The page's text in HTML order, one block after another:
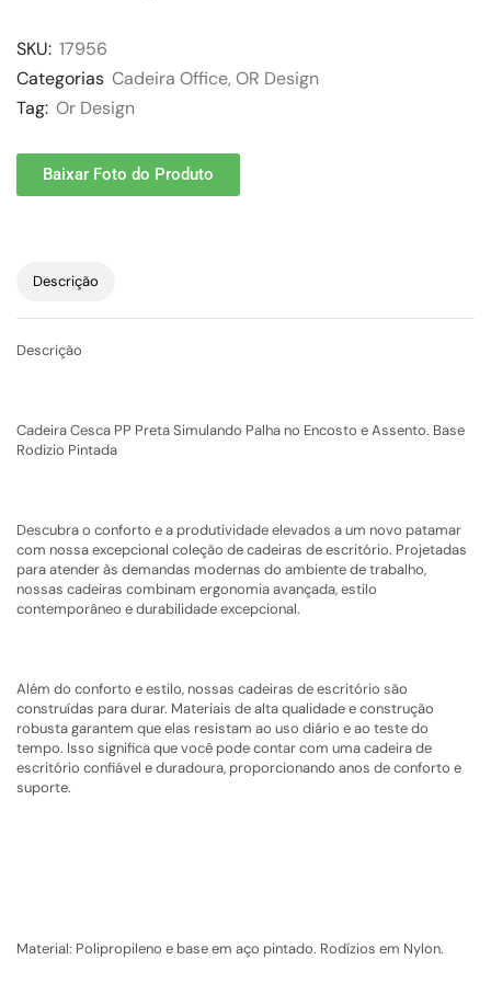
SKU: 17956
Categorias Cadeira Office, OR Design
Tag: Or Design
Baixar Foto do Produto
Descrição
Descrição
Cadeira Cesca PP Preta Simulando Palha no Encosto e Assento. Base
Rodizio Pintada
Descubra o conforto e a produtividade elevados a um novo patamar
com nossa excepcional coleção de cadeiras de escritório. Projetadas
para atender às demandas modernas do ambiente de trabalho,
nossas cadeiras combinam ergonomia avançada, estilo
contemporâneo e durabilidade excepcional.
Além do conforto e estilo, nossas cadeiras de escritório são
construídas para durar. Materiais de alta qualidade e construção
robusta garantem que elas resistam ao uso diário e ao teste do
tempo. Isso significa que você pode contar com uma cadeira de
escritório confiável e duradoura, proporcionando anos de conforto e
suporte.
Material: Polipropileno e base em aço pintado. Rodízios em Nylon.